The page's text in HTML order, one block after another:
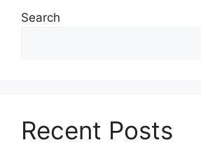
Search
Recent Posts